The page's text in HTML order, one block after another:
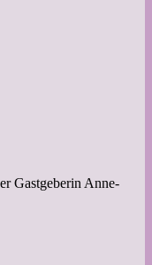
Gastgeberin Anne-